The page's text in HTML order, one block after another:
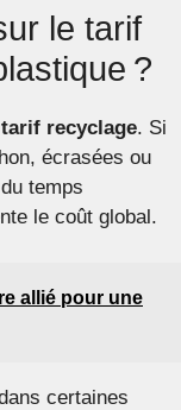
le tarif
?
tarif recyclage. Si
écrasées ou
temps
le coût global.
allié pour une
certaines